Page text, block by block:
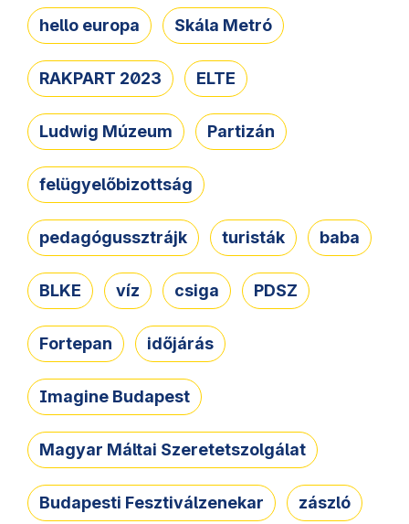
hello europa Skála Metró
RAKPART 2023 ELTE
Ludwig Múzeum Partizán
felügyelőbizottság
pedagógussztrájk turisták baba
BLKE víz csiga PDSZ
Fortepan időjárás
Imagine Budapest
Magyar Máltai Szeretetszolgálat
Budapesti Fesztiválzenekar zászló